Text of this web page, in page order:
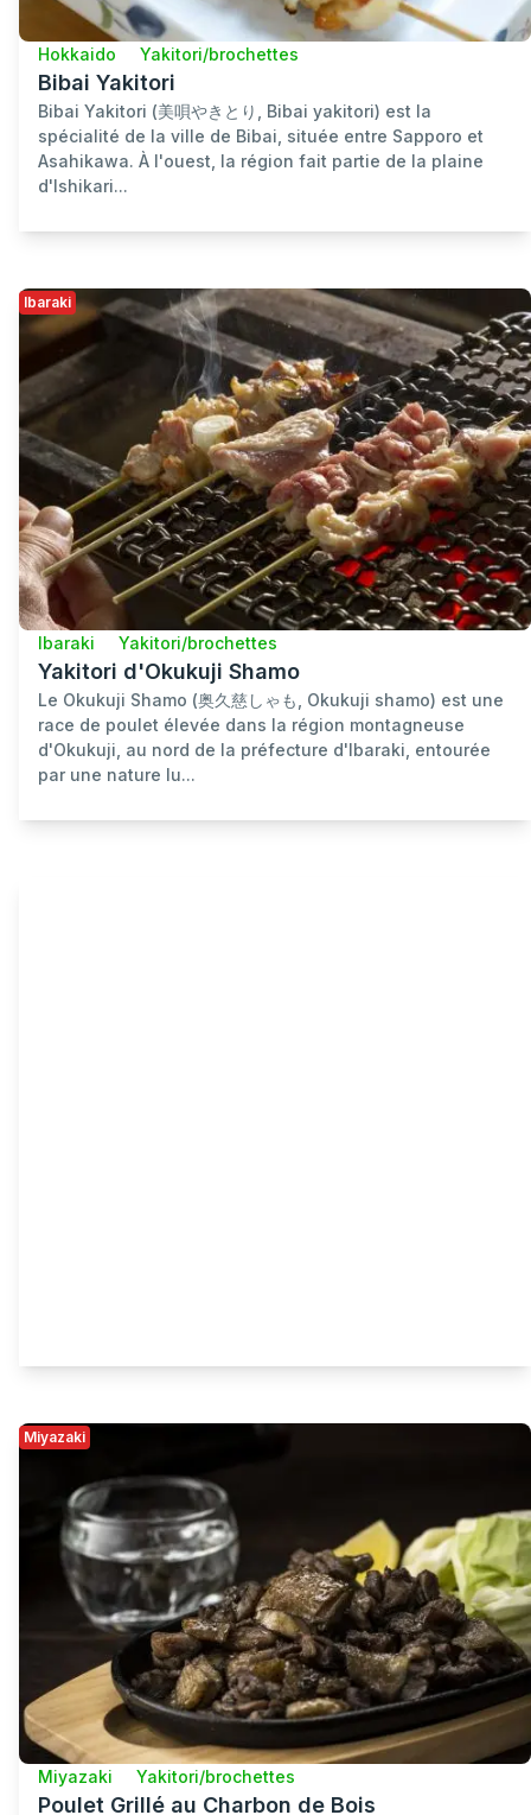
Hokkaido Yakitori/brochettes
Bibai Yakitori
Bibai Yakitori (美唄やきとり, Bibai yakitori) est la
spécialité de la ville de Bibai, située entre Sapporo et
Asahikawa. À l'ouest, la région fait partie de la plaine
d'Ishikari...
Ibaraki
Ibaraki Yakitori/brochettes
Yakitori d'Okukuji Shamo
Le Okukuji Shamo (奥久慈しゃも, Okukuji shamo) est une
race de poulet élevée dans la région montagneuse
d'Okukuji, au nord de la préfecture d'Ibaraki, entourée
par une nature lu...
Miyazaki
Miyazaki Yakitori/brochettes
Poulet Grillé au Charbon de Bois